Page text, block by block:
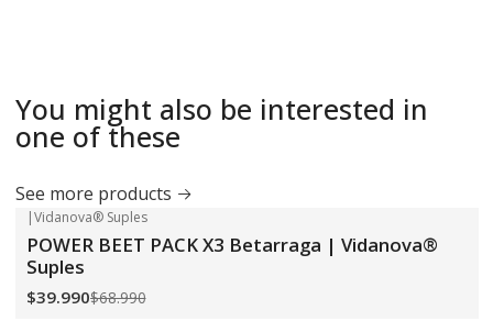
You might also be interested in
one of these
See more products
-42%OFF
|Vidanova® Suples
POWER BEET PACK X3 Betarraga | Vidanova®
Suples
$39.990$68.990